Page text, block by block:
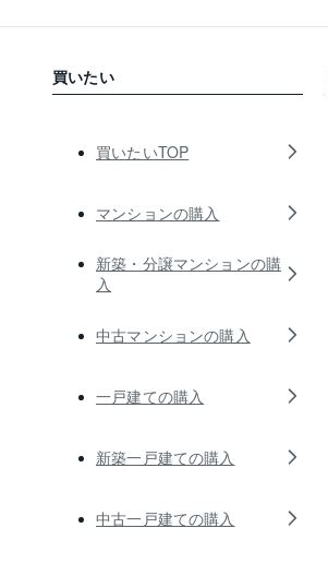
買いたい
買いたいTOP
マンションの購入
新築・分譲マンションの購
入
中古マンションの購入
一戸建ての購入
新築一戸建ての購入
中古一戸建ての購入